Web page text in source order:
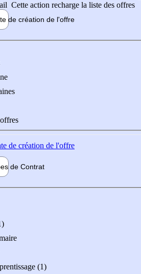
Cette action recharge la liste des offres
de création de l'offre
de création de l'offre
de Contrat
(1)